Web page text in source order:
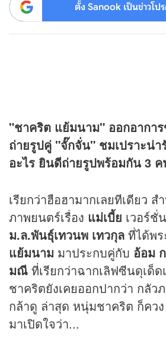
ตั้ง Sanook เป็นข่าวโ
"ชาคริต แย้มนาม" ออกอากา
ถ่ายรูปคู่ "จั๊กจั่น" ชมเปราะน่
อะไร ยินดีถ่ายรูปพร้อมกัน 3
เรียกว่าฮือฮามากเลยทีเดียว
ภาพยนตร์เรื่อง แม่เบี้ย เวอร์ชั่
ม.ล.พันธุ์เทวนพ เทวกุล ที่ได้พร
แย้มนาม มาประกบคู่กับ อ้อม
มณี ที่เรียกว่าฉากเลิฟซีนดุเด็
ชาคริตยังเคยออกปากว่า กลัว
กล้าดู ล่าสุด หนุ่มชาคริต ก็คว
มาเปิดใจว่า...